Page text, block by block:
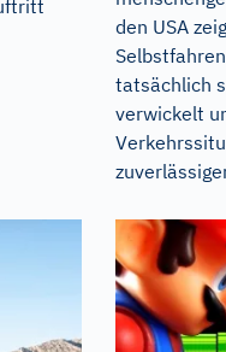
den USA
tatsächlich
verwickelt